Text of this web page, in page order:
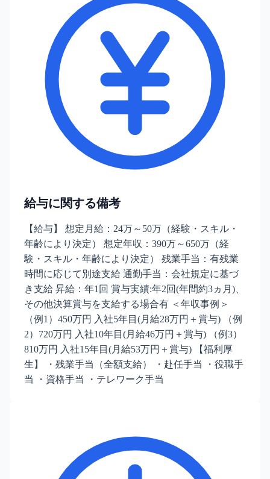
給与に関する備考
【給与】 想定月給：24万～50万（経験・スキル・
年齢により決定） 想定年収：390万～650万（経
験・スキル・年齢により決定） 残業手当：有残業
時間に応じて別途支給 通勤手当：会社規定に基づ
き支給 昇給：年1回 賞与実績:年2回(年間約3ヵ月)、
その他決算賞与を支給する場合有 ＜年収事例＞
（例1）450万円 入社5年目(月給28万円＋賞与) （例
2）720万円 入社10年目(月給46万円＋賞与) （例3）
810万円 入社15年目(月給53万円＋賞与) 【福利厚
生】 ・残業手当（全額支給） ・赴任手当 ・役職手
当 ・資格手当 ・テレワーク手当